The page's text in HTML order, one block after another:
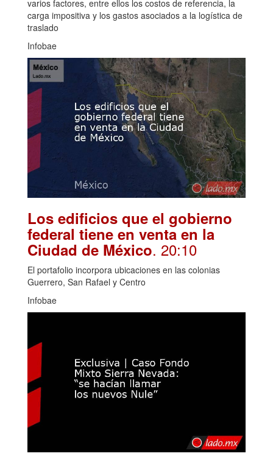
varios factores, entre ellos los costos de referencia, la
carga impositiva y los gastos asociados a la logística de
traslado
Infobae
Los edificios que el gobierno
federal tiene en venta en la
Ciudad de México. 20:10
El portafolio incorpora ubicaciones en las colonias
Guerrero, San Rafael y Centro
Infobae